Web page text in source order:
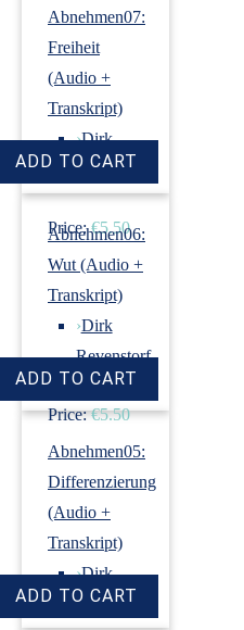
Abnehmen07:
Freiheit
(Audio +
Transkript)
›Dirk
Revenstorf
Price: €5.50
Abnehmen06:
Wut (Audio +
Transkript)
›Dirk
Revenstorf
Price: €5.50
Abnehmen05:
Differenzierung
(Audio +
Transkript)
›Dirk
Revenstorf